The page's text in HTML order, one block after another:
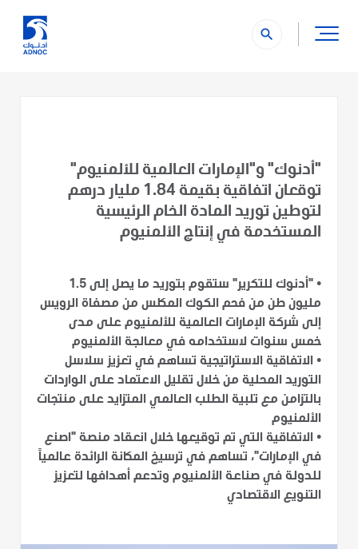
search
"أدنوك" و"الإمارات العالمية للألمنيوم"
توقعان اتفاقية بقيمة 1.84 مليار درهم
لتوطين توريد المادة الخام الرئيسية
المستخدمة في إنتاج الألمنيوم
•
"أدنوك للتكرير" ستقوم بتوريد ما يصل إلى 1.5
مليون طن من فحم الكوك المكلس من مصفاة الرويس
إلى شركة الإمارات العالمية للألمنيوم على مدى
خمس سنوات لاستخدامه في معالجة الألمنيوم
• الاتفاقية الاستراتيجية تساهم في تعزيز سلاسل
التوريد المحلية من خلال تقليل الاعتماد على الواردات
بالتزامن مع تلبية الطلب العالمي المتزايد على منتجات
الألمنيوم
• الاتفاقية التي تم توقيعها خلال انعقاد منصة "اصنع
في الإمارات"، تساهم في ترسيخ المكانة الرائدة عالمياً
للدولة في صناعة الألمنيوم وتدعم أهدافها لتعزيز
التنويع الاقتصادي